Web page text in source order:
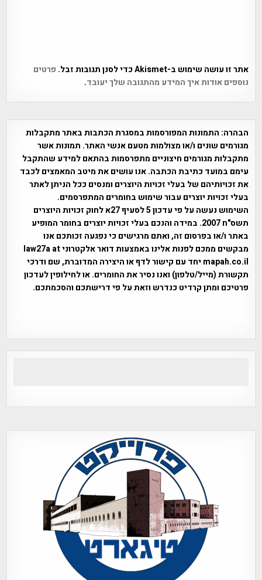
אתר זו עושה שימוש ב-Akismet כדי לסנן תגובות זבל.
פרטים
נוספים אודות איך המידע מהתגובה שלך יעובד.
הבהרה: התמונות המפורסמות במסגרת הכתבות באתר מתקבלות
מגורמים שונים ו/או מצולמות מטעם אנשי האתר. תמונות אשר
מתקבלות מגורמים חיצוניים מתפרסמות בהתאם למידע שהתקבל
עימם במועד כתיבת הכתבה. אנו עושים את מיטב המאמצים לכבד
את זכויותיהם של בעלי זכויות היוצרים ומנסים ככל הניתן לאתר
בעלי זכויות יוצרים עבור שימוש בחומרים המתפרסמים.
השימוש נעשה על פי עדכון 5 לסעיף 27א לחוק זכויות היוצרים
תשס"ח 2007. במידה והנכם בעלי זכויות יוצרים בחומר המופיע
באתר ו/או בפרסום זה, ואתם מרגישים כי נפגעה זכותכם אנו
מבקשים ממכם לפנות אלינו באמצעות דואר אלקטרוני law27a at
mapah.co.il יחד עם קישור לדף או היצירה המדוברת, שם ודרכי
תקשורת (מייל/טלפון) ואנו נסיר את החומרים. או לחילופין לעדכון
פרטיכם ומתן קרדיט כנדרש וזאת על פי דרישתכם והסכמתכם.